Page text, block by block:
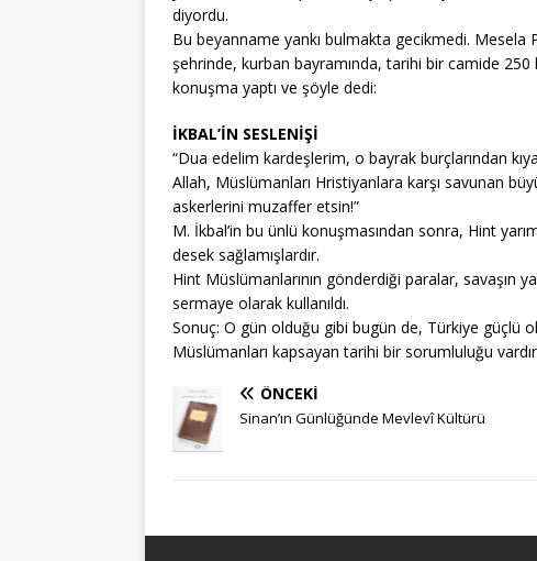
diyordu.
Bu beyanname yankı bulmakta gecikmedi. Mesela
şehrinde, kurban bayramında, tarihi bir camide
konuşma yaptı ve şöyle dedi:
İKBAL’İN SESLENİŞİ
“Dua edelim kardeşlerim, o bayrak burçlarından
Allah, Müslümanları Hristiyanlara karşı savunan
askerlerini muzaffer etsin!”
M. İkbal’in bu ünlü konuşmasından sonra, Hint
desek sağlamışlardır.
Hint Müslümanlarının gönderdiği paralar, savaşın
sermaye olarak kullanıldı.
Sonuç: O gün olduğu gibi bugün de, Türkiye güçlü
Müslümanları kapsayan tarihi bir sorumluluğu
ÖNCEKI
Sinan’ın Günlüğünde Mevlevî Kültürü